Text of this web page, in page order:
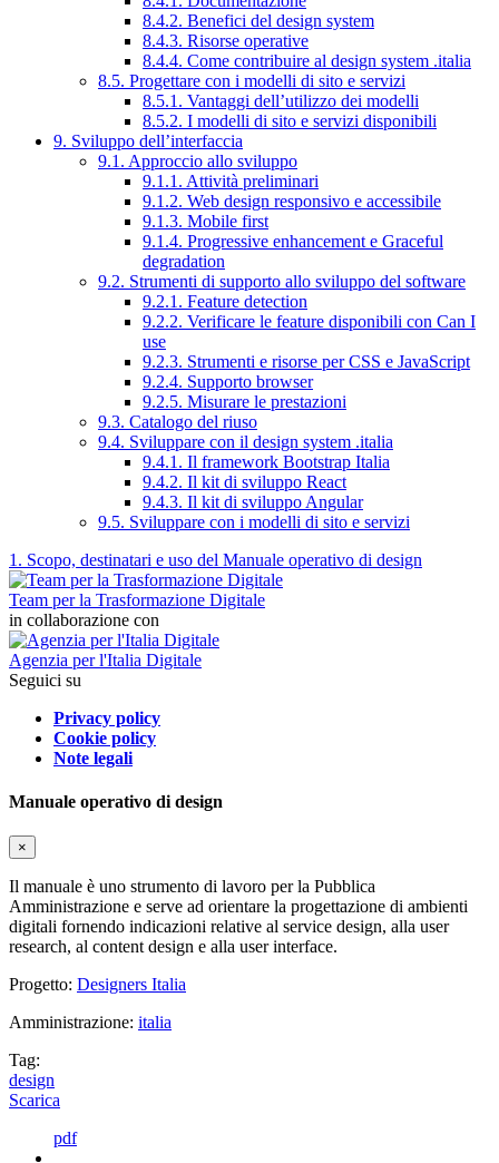
8.4.2. Benefici del design system
8.4.3. Risorse operative
8.4.4. Come contribuire al design system .italia
8.5. Progettare con i modelli di sito e servizi
8.5.1. Vantaggi dell’utilizzo dei modelli
8.5.2. I modelli di sito e servizi disponibili
9. Sviluppo dell’interfaccia
9.1. Approccio allo sviluppo
9.1.1. Attività preliminari
9.1.2. Web design responsivo e accessibile
9.1.3. Mobile first
9.1.4. Progressive enhancement e Graceful
degradation
9.2. Strumenti di supporto allo sviluppo del software
9.2.1. Feature detection
9.2.2. Verificare le feature disponibili con Can I
use
9.2.3. Strumenti e risorse per CSS e JavaScript
9.2.4. Supporto browser
9.2.5. Misurare le prestazioni
9.3. Catalogo del riuso
9.4. Sviluppare con il design system .italia
9.4.1. Il framework Bootstrap Italia
9.4.2. Il kit di sviluppo React
9.4.3. Il kit di sviluppo Angular
9.5. Sviluppare con i modelli di sito e servizi
1. Scopo, destinatari e uso del Manuale operativo di design
Team per la Trasformazione Digitale
in collaborazione con
Agenzia per l'Italia Digitale
Seguici su
Privacy policy
Cookie policy
Note legali
Manuale operativo di design
×
Il manuale è uno strumento di lavoro per la Pubblica
Amministrazione e serve ad orientare la progettazione di ambienti
digitali fornendo indicazioni relative al service design, alla user
research, al content design e alla user interface.
Progetto: Designers Italia
Amministrazione: italia
Tag:
design
Scarica
pdf